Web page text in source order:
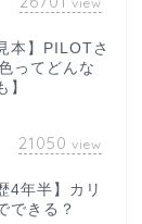
本】PILOTさ
ってどんな
】
21050 view
4年半】カリ
できる？